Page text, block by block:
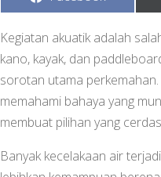
Kegiatan akuatik adalah
kano, kayak, dan
sorotan utama
memahami bahaya yang
membuat pilihan yang
Banyak kecelakaan air